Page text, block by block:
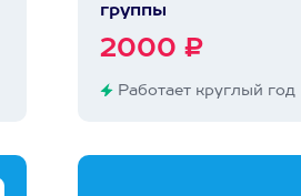
группы
2000 ₽
Работает круглый год